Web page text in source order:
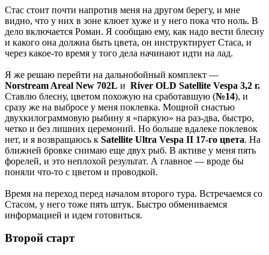
Стас стоит почти напротив меня на другом берегу, и мне
видно, что у них в зоне клюет хуже и у него пока что ноль. В
дело включается Роман. Я сообщаю ему, как надо вести блесну
и какого она должна быть цвета, он инструктирует Стаса, и
через какое-то время у того дела начинают идти на лад.
Я же решаю перейти на дальнобойный комплект —
Norstream Areal New 702L и River OLD Satellite Vespa 3,2 г.
Ставлю блесну, цветом похожую на сработавшую (№14), и
сразу же на выбросе у меня поклевка. Мощной снастью
двухкилограммовую рыбину я «паркую» на раз-два, быстро,
четко и без лишних церемоний. Но больше вдалеке поклевок
нет, и я возвращаюсь к Satellite Ultra Vespa II 17-го цвета. На
ближней бровке снимаю еще двух рыб. В активе у меня пять
форелей, и это неплохой результат. А главное — вроде бы
поняли что-то с цветом и проводкой.
Время на переход перед началом второго тура. Встречаемся со
Стасом, у него тоже пять штук. Быстро обмениваемся
информацией и идем готовиться.
Второй старт